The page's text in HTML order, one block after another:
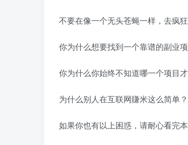
不要在像一个无头苍蝇一样，去疯
你为什么想要找到一个靠谱的副业
你为什么你始终不知道哪一个项目
为什么别人在互联网賺米这么简单
如果你也有以上困惑，请耐心看完本